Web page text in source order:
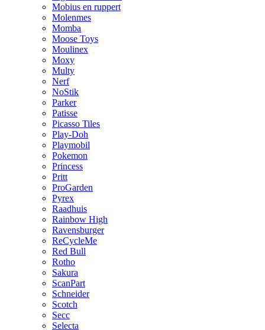
Mobius en ruppert
Molenmes
Momba
Moose Toys
Moulinex
Moxy
Multy
Nerf
NoStik
Parker
Patisse
Picasso Tiles
Play-Doh
Playmobil
Pokemon
Princess
Pritt
ProGarden
Pyrex
Raadhuis
Rainbow High
Ravensburger
ReCycleMe
Red Bull
Rotho
Sakura
ScanPart
Schneider
Scotch
Secc
Selecta